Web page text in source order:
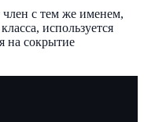
член с тем же именем,
используется
на сокрытие